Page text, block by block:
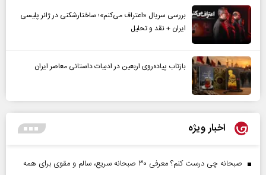
بررسی سریال «اعتراف می‌کنم»؛ ساختارشکنی در ژانر پلیسی
ایران + نقد و تحلیل
بازتاب پیاده‌روی اربعین در ادبیات داستانی معاصر ایران
اخبار ویژه
صبحانه چی درست کنم؟ معرفی ۳۰ صبحانه سریع، سالم و مقوی برای همه